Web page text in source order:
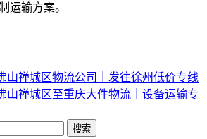
运输方案。
山禅城区物流公司｜发往徐州低价专线
山禅城区至重庆大件物流｜设备运输专
搜索